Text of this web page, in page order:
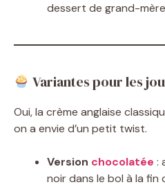
dessert de grand-
Variantes pour les
Oui, la crème anglaise
on a envie d’un petit twist.
Version chocolatée :
noir dans le bol à la fin